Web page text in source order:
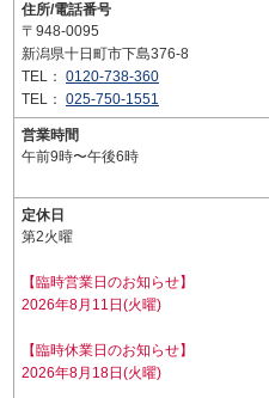
住所/電話番号
〒948-0095
新潟県十日町市下島376-8
TEL： 0120-738-360
TEL： 025-750-1551
営業時間
午前9時〜午後6時
定休日
第2火曜
【臨時営業日のお知らせ】
2026年8月11日(火曜)
【臨時休業日のお知らせ】
2026年8月18日(火曜)